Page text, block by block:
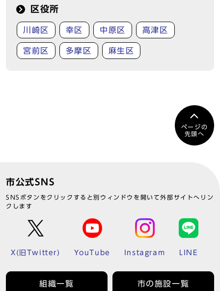
区役所
川崎区 幸区 中原区 高津区
宮前区 多摩区 麻生区
ページの
先頭へ
市公式SNS
SNSボタンをクリックすると別ウィンドウを開いて外部サイトへリン
クします
X(旧Twitter) YouTube Instagram LINE
組織一覧 市の施設一覧